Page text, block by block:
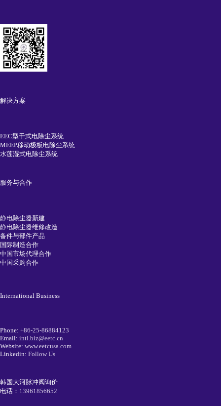
解决方案
EEC型干式电除尘系统
MEEP移动极板电除尘系统
水莲湿式电除尘系统
服务与合作
静电除尘器新建
静电除尘器维修改造
备件与部件产品
国际制造合作
中国市场代理合作
中国采购合作
International Business
Phone: +86-25-86884123
Email: intl.biz@eetc.cn
Website: www.eetcusa.com
Linkedin: Follow Us
韩国大河脉冲阀询价
电话： 13961856652